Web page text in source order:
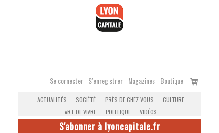
Se connecter S’enregistrer Magazines Boutique
Voir
ACTUALITÉS SOCIÉTÉ PRÈS DE CHEZ VOUS
CULTURE
ART DE VIVRE
POLITIQUE VIDÉOS
S'abonner à lyoncapitale.fr